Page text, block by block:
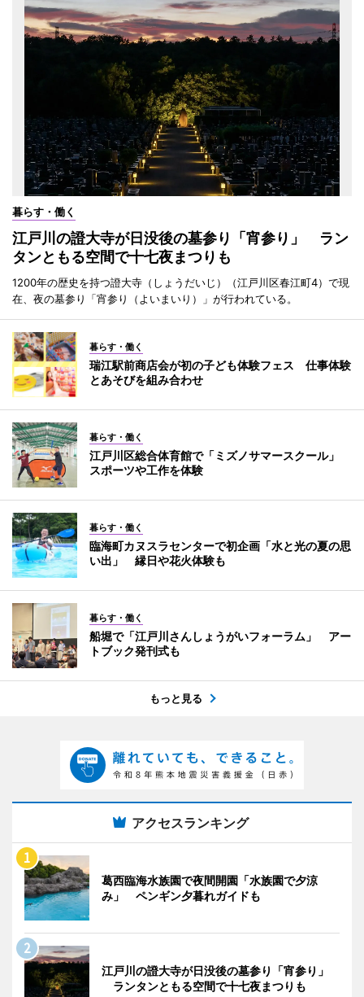
暮らす・働く
江戸川の證大寺が日没後の墓参り「宵参り」 ラン
タンともる空間で十七夜まつりも
1200年の歴史を持つ證大寺（しょうだいじ）（江戸川区春江町4）で現
在、夜の墓参り「宵参り（よいまいり）」が行われている。
暮らす・働く
瑞江駅前商店会が初の子ども体験フェス 仕事体験
とあそびを組み合わせ
暮らす・働く
江戸川区総合体育館で「ミズノサマースクール」
スポーツや工作を体験
暮らす・働く
臨海町カヌスラセンターで初企画「水と光の夏の思
い出」 縁日や花火体験も
暮らす・働く
船堀で「江戸川さんしょうがいフォーラム」 アー
トブック発刊式も
もっと見る
アクセスランキング
葛西臨海水族園で夜間開園「水族園で夕涼
み」 ペンギン夕暮れガイドも
江戸川の證大寺が日没後の墓参り「宵参り」
ランタンともる空間で十七夜まつりも